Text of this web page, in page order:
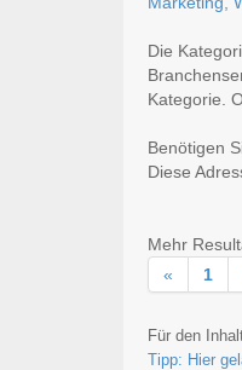
Die
Kategorie.
Benötigen
Diese
Mehr
«
1
Für den
Tipp: Hier